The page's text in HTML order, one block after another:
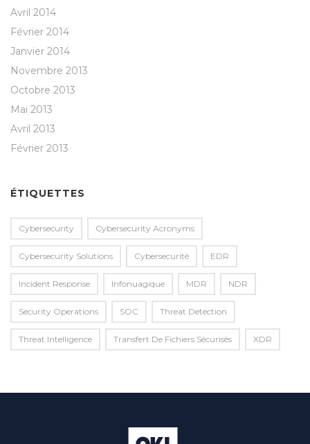
Avril 2014
Février 2014
Janvier 2014
Novembre 2013
Octobre 2013
Mai 2013
Avril 2013
Février 2013
ÉTIQUETTES
Cybersecurity Cybersecurity Acronyms
Cybersecurity Solutions Cybersecurité EDR
Incident Response Infonuagique MDR NDR
Security Operations SOC Threat Detection
Threat Intelligence Transfert De Fichiers Sécurisés XDR